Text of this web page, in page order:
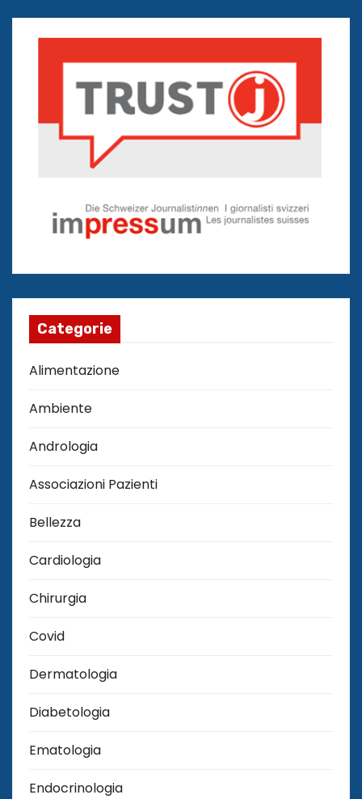
Categorie
Alimentazione
Ambiente
Andrologia
Associazioni Pazienti
Bellezza
Cardiologia
Chirurgia
Covid
Dermatologia
Diabetologia
Ematologia
Endocrinologia